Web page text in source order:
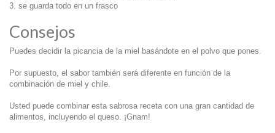
se guarda todo en un frasco
Consejos
Puedes decidir la picancia de la miel basándote en el polvo que pones.
Por supuesto, el sabor también será diferente en función de la
combinación de miel y chile.
Usted puede combinar esta sabrosa receta con una gran cantidad de
alimentos, incluyendo el queso. ¡Gnam!